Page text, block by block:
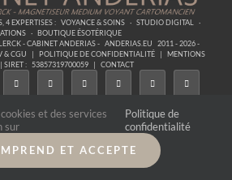
4 EXPERTISES : VOYANCE & SOINS · STUDIO DIGITAL ·
· BOUTIQUE ÉSOTÉRIQUE
- CABINET ANDERIAS - ANDERIAS.EU
2011 - 2026 -
& CGU | POLITIQUE DE CONFIDENTIALITÉ |
MENTIONS
| SIRET : 53857319700059 | CONTACT
et des services
sur
Politique de
confidentialité
ET ACCEPTE